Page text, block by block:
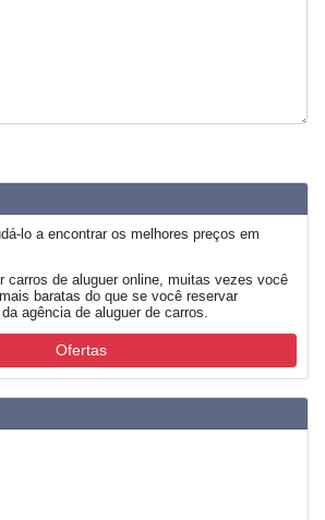
lo a encontrar os melhores preços em
carros de aluguer online, muitas vezes você
baratas do que se você reservar
agência de aluguer de carros.
Ofertas